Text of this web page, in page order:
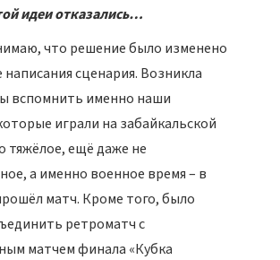
идеи отказались…
что решение было изменено
написания сценария. Возникла
вспомнить именно наши
играли на забайкальской
тяжёлое, ещё даже не
а именно военное время – в
матч. Кроме того, было
ретроматч с
матчем финала «Кубка